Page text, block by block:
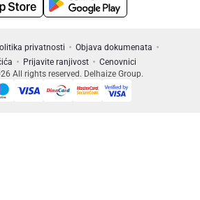
privatnosti
Objava dokumenata
Prijavite ranjivost
Cenovnici
All rights reserved. Delhaize Group.